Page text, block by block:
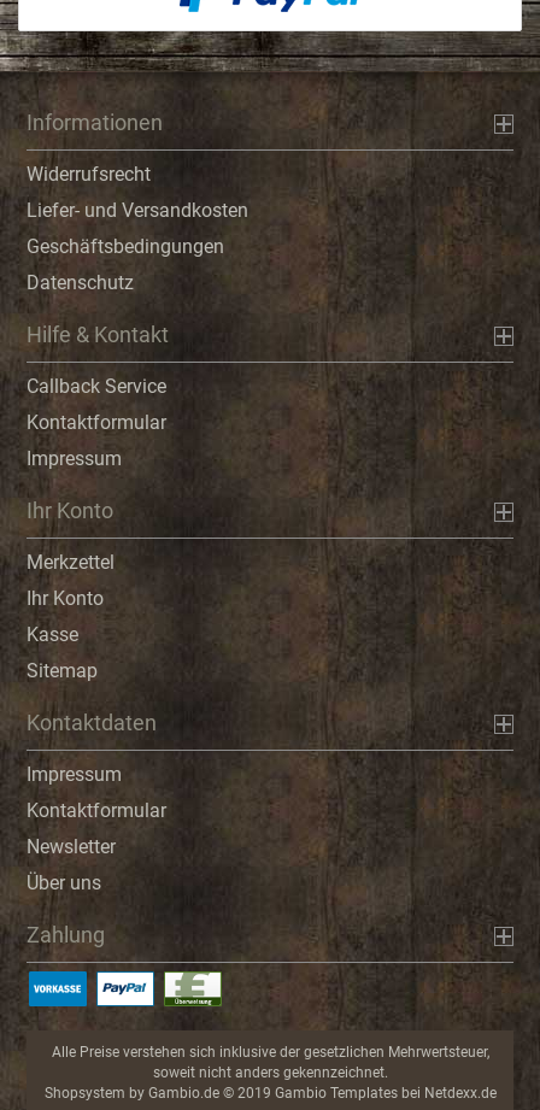
Informationen
Widerrufsrecht
Liefer- und Versandkosten
Geschäftsbedingungen
Datenschutz
Hilfe & Kontakt
Callback Service
Kontaktformular
Impressum
Ihr Konto
Merkzettel
Ihr Konto
Kasse
Sitemap
Kontaktdaten
Impressum
Kontaktformular
Newsletter
Über uns
Zahlung
Alle Preise verstehen sich inklusive der gesetzlichen Mehrwertsteuer,
soweit nicht anders gekennzeichnet.
Shopsystem by Gambio.de © 2019 Gambio Templates bei Netdexx.de